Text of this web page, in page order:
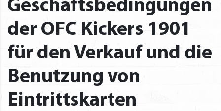
Geschäftsbedingungen
der OFC Kickers 1901
für den Verkauf und die
Benutzung von
Eintrittskarten